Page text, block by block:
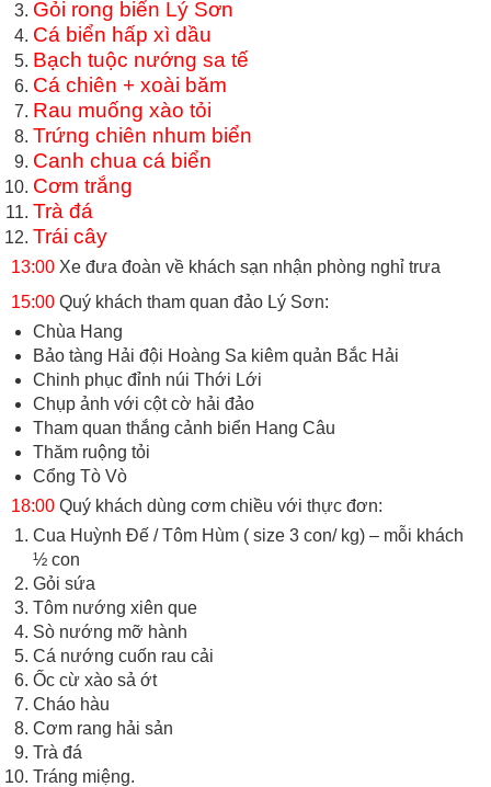
Gỏi rong biển Lý Sơn
Cá biển hấp xì dầu
Bạch tuộc nướng sa tế
Cá chiên + xoài băm
Rau muống xào tỏi
Trứng chiên nhum biển
Canh chua cá biển
Cơm trắng
Trà đá
Trái cây
13:00 Xe đưa đoàn về khách sạn nhận phòng nghỉ trưa
15:00 Quý khách tham quan đảo Lý Sơn:
Chùa Hang
Bảo tàng Hải đội Hoàng Sa kiêm quản Bắc Hải
Chinh phục đỉnh núi Thới Lới
Chụp ảnh với cột cờ hải đảo
Tham quan thắng cảnh biển Hang Câu
Thăm ruộng tỏi
Cổng Tò Vò
18:00 Quý khách dùng cơm chiều với thực đơn:
Cua Huỳnh Đế / Tôm Hùm ( size 3 con/ kg) – mỗi khách
½ con
Gỏi sứa
Tôm nướng xiên que
Sò nướng mỡ hành
Cá nướng cuốn rau cải
Ốc cừ xào sả ớt
Cháo hàu
Cơm rang hải sản
Trà đá
Tráng miệng.